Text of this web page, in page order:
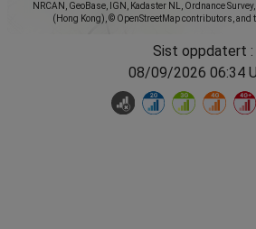
NRCAN, GeoBase, IGN, Kadaster NL, Ordnance
(Hong Kong), © OpenStreetMap contributors, and
Sist oppdatert :
08/09/2026 06:34